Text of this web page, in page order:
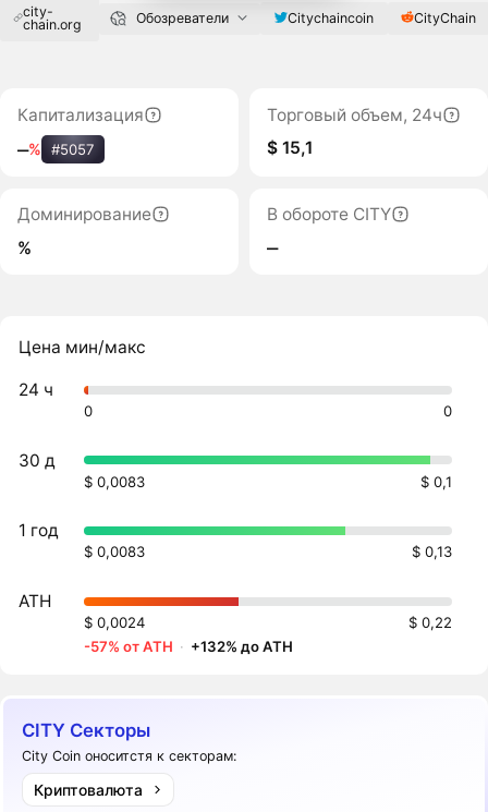
city-
chain.org
Обозреватели Citychaincoin CityChain
Капитализация
‒% #5057
Торговый объем, 24ч
$ 15,1
Доминирование
%
В обороте CITY
‒
Цена мин/макс
24 ч
0 0
30 д
$ 0,0083 $ 0,1
1 год
$ 0,0083 $ 0,13
ATH
$ 0,0024
$ 0,22
-57% от ATH · +132% до ATH
CITY Секторы
City Coin оноситстя к секторам:
Криптовалюта